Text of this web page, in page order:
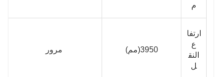
م
ارتفا
ع
النق
ل
3950(مم) مرور